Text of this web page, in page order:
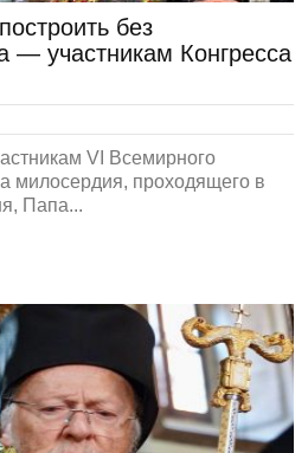
без
— участникам Конгресса
VI Всемирного
милосердия, проходящего в
Папа...